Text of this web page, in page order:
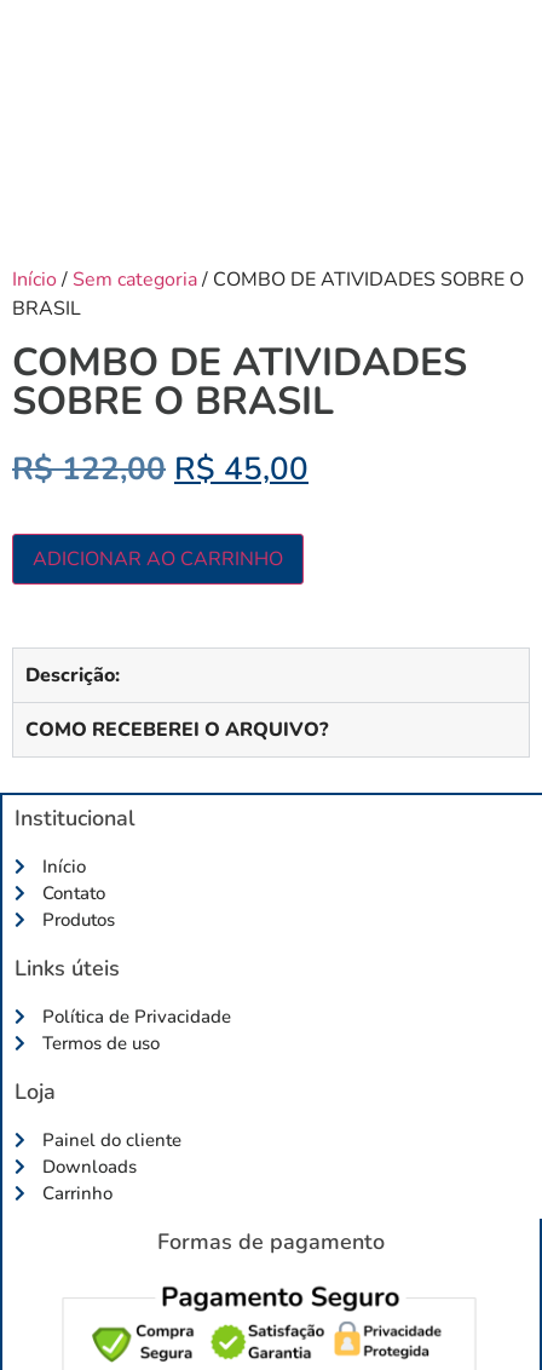
Início/ Sem categoria/ COMBO DE ATIVIDADES SOBRE O
BRASIL
COMBO DE ATIVIDADES
SOBRE O BRASIL
R$122,00 R$ 45,00
ADICIONAR AO CARRINHO
Descrição:
COMO RECEBEREI O ARQUIVO?
Institucional
Início
Contato
Produtos
Links úteis
Política de Privacidade
Termos de uso
Loja
Painel do cliente
Downloads
Carrinho
Formas de pagamento